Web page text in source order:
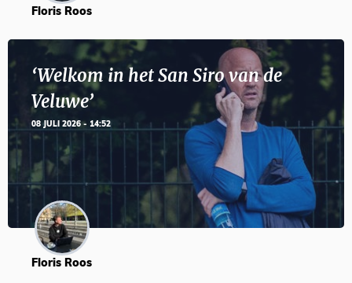
Floris Roos
‘Welkom in het San Siro van de
Veluwe’
08 JULI 2026 - 14:52
Floris Roos